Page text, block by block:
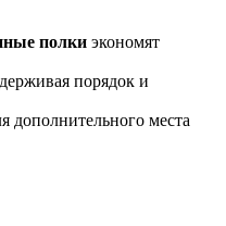
полки экономят
порядок и
дополнительного места